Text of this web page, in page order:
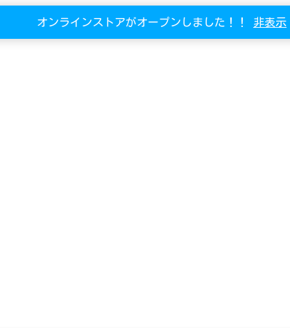
オンラインストアがオープンしました！！ 非表示